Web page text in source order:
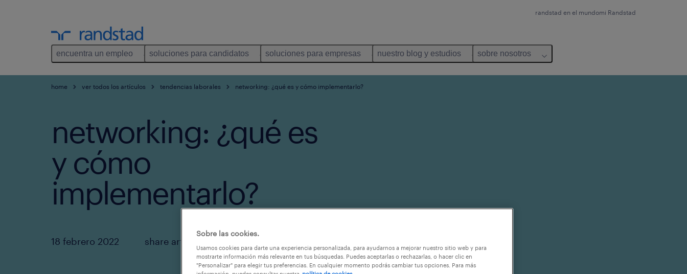
randstad en el mundomi Randstad
encuentra un empleo soluciones para candidatos soluciones para empresas nuestro blog y estudios sobre nosotros
home ver todos los artículos tendencias laborales networking: ¿qué es y cómo implementarlo?
networking: ¿qué es
y cómo
implementarlo?
18 febrero 2022 share article:
Sobre las cookies.
Usamos cookies para darte una experiencia personalizada, para ayudarnos a mejorar nuestro sitio web y para
mostrarte información más relevante en tus búsquedas. Puedes aceptarlas o rechazarlas, o hacer clic en
"Personalizar" para elegir tus preferencias. En cualquier momento podrás cambiar tus opciones. Para más